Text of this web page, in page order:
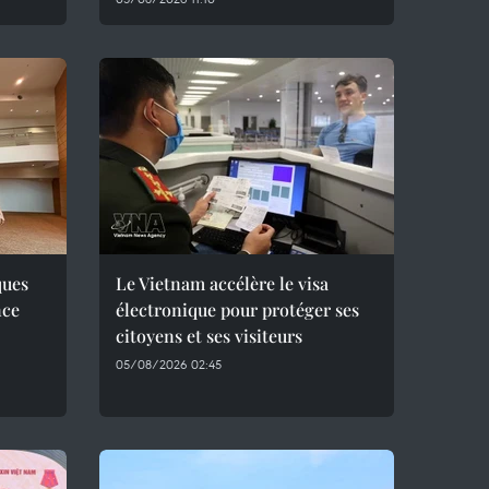
Le Vietnam accélère le visa
électronique pour protéger ses
citoyens et ses visiteurs
05/08/2026 02:45